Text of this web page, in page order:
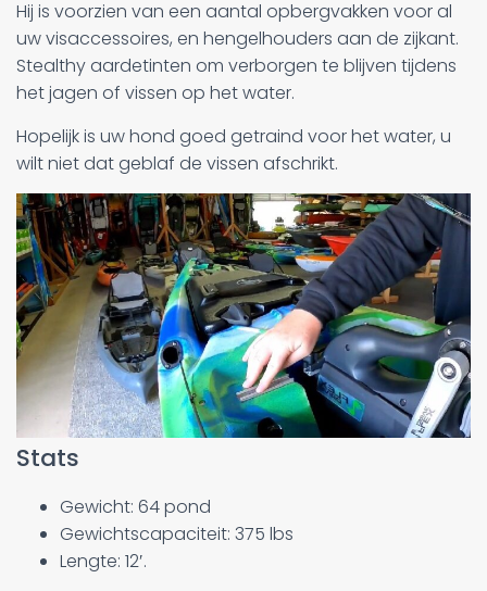
Hij is voorzien van een aantal opbergvakken voor al
uw visaccessoires, en hengelhouders aan de zijkant.
Stealthy aardetinten om verborgen te blijven tijdens
het jagen of vissen op het water.
Hopelijk is uw hond goed getraind voor het water, u
wilt niet dat geblaf de vissen afschrikt.
Stats
Gewicht: 64 pond
Gewichtscapaciteit: 375 lbs
Lengte: 12′.